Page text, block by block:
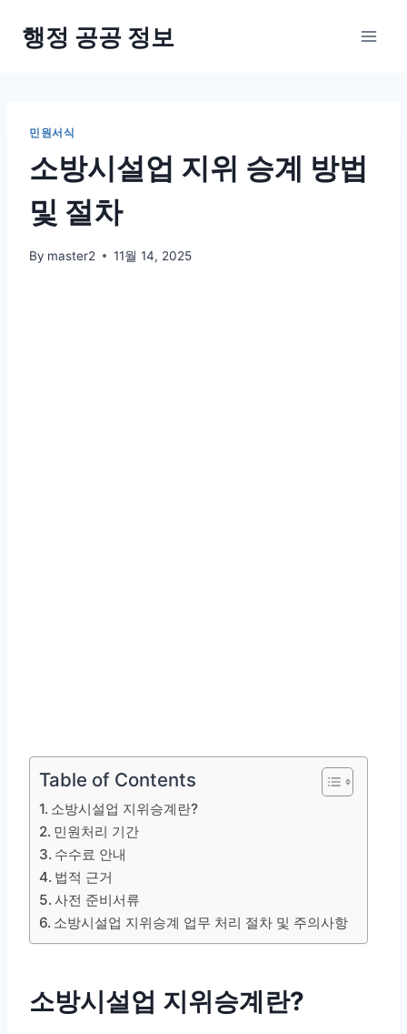
행정 공공 정보
민원서식
소방시설업 지위 승계 방법
및 절차
By master2 11월 14, 2025
Table of Contents
소방시설업 지위승계란?
민원처리 기간
수수료 안내
법적 근거
사전 준비서류
소방시설업 지위승계 업무 처리 절차 및 주의사항
소방시설업 지위승계란?